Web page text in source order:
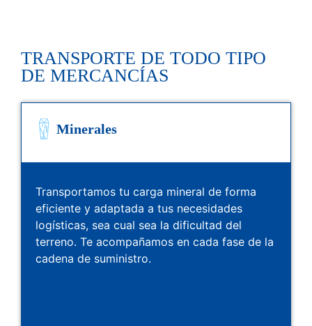
TRANSPORTE DE TODO TIPO
DE MERCANCÍAS
Minerales
Transportamos tu carga mineral de forma
eficiente y adaptada a tus necesidades
logísticas, sea cual sea la dificultad del
terreno. Te acompañamos en cada fase de la
cadena de suministro.